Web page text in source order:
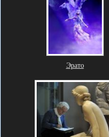
Эрато